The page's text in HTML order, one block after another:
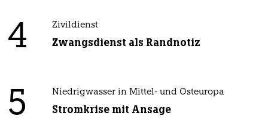
4 Zivildienst
Zwangsdienst als Randnotiz
5 Niedrigwasser in Mittel- und Osteuropa
Stromkrise mit Ansage